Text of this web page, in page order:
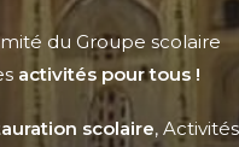
du Groupe scolaire
activités pour tous !
scolaire, Activités